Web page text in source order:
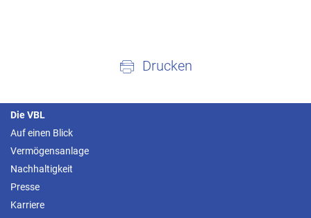
Drucken
Die VBL
Auf einen Blick
Vermögensanlage
Nachhaltigkeit
Presse
Karriere